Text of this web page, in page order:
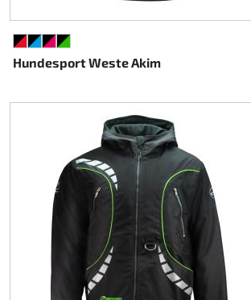
Hundesport Weste Akim
SCHWARZ/ROT
SCHWARZ/CYAN
SCHWARZ/PINK
SCHWARZ/GRÜN